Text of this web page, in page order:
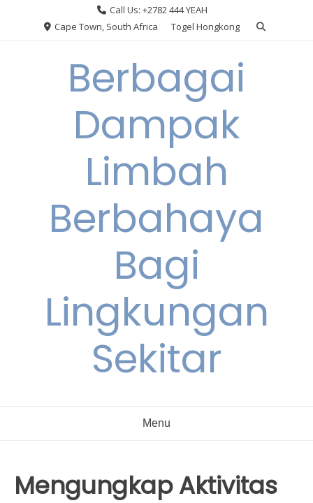
Call Us: +2782 444 YEAH
Cape Town, South Africa
Togel Hongkong
Berbagai
Dampak
Limbah
Berbahaya
Bagi
Lingkungan
Sekitar
Menu
Mengungkap Aktivitas